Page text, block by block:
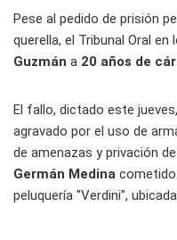
Pese al pedido de prisión
querella, el Tribunal Oral
Guzmán a 20 años de
El fallo, dictado este
agravado por el uso de
de amenazas y privación
Germán Medina
peluquería "Verdini",